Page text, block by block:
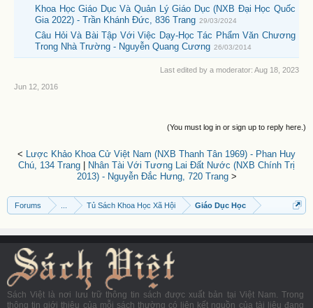
Khoa Học Giáo Dục Và Quản Lý Giáo Dục (NXB Đại Học Quốc
Gia 2022) - Trần Khánh Đức, 836 Trang 29/03/2024
Câu Hỏi Và Bài Tập Với Việc Dạy-Học Tác Phẩm Văn Chương
Trong Nhà Trường - Nguyễn Quang Cương 26/03/2014
Last edited by a moderator: Aug 18, 2023
Jun 12, 2016
(You must log in or sign up to reply here.)
< Lược Khảo Khoa Cử Việt Nam (NXB Thanh Tân 1969) - Phan Huy
Chú, 134 Trang
Nhân Tài Với Tương Lai Đất Nước (NXB Chính Trị
2013) - Nguyễn Đắc Hưng, 720 Trang>
Forums Tủ Sách Khoa Học Xã Hội Giáo Dục Học
Sách Việt là nơi lưu trữ thông tin sách được xuất bản tại Việt Nam. Trong
thông tin giới thiệu của mỗi sách thường có liên kết nguồn của tài liệu đang